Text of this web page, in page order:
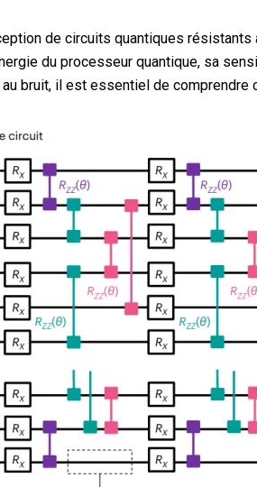
de circuits quantiques
du processeur quantique, sa
bruit, il est essentiel de